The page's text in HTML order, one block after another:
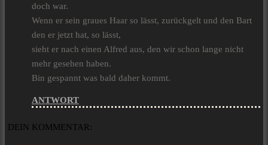
doch war.
Wenn er sein graues Haar so lässt, zurückgelt und den Bart
den er jetzt hat, so lässt,
sieht er nach einen Alfred aus, den wir schon lange nicht
mehr gesehen haben.
Bin gespannt was bald daher kommt.
ANTWORT
DEIN KOMMENTAR: